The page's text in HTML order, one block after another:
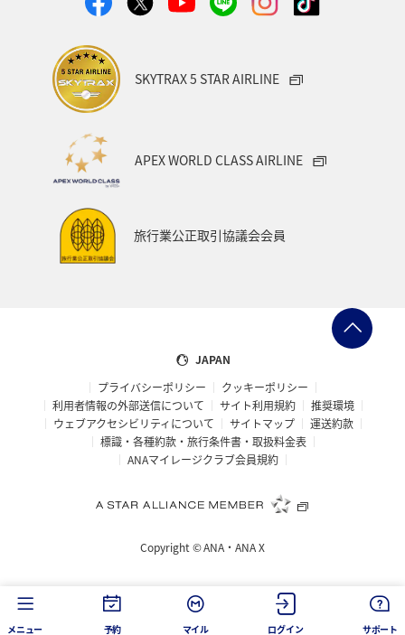
四国地方 沖縄 海 宮崎県
ツアー 東アジア
マイルを貯める
東海地方
オーストラリア
ワイン 山形県
ベトナム
千葉県
台北 飛行機 タイ
熊本県 福井県 栃木県 函館 出張グルメ
年末年始の関西地方の旅行・グルメ マイルを使う
イタリア お祭り・イベント
オセアニア 韓国
SKYTRAX 5 STAR AIRLINE
APEX WORLD CLASS AIRLINE
旅行業公正取引協議会会員
JAPAN
プライバシーポリシー
クッキーポリシー
利用者情報の外部送信について
サイト利用規約
推奨環境
ウェブアクセシビリティについて
サイトマップ
運送約款
標識・各種約款・旅行条件書・取扱料金表
ANAマイレージクラブ会員規約
Copyright ©ANA・ANA X
メニュー 予約 マイル ログイン サポート